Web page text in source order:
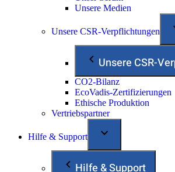
Unsere Medien
Unsere CSR-Verpflichtungen
Unsere CSR-
CO2-Bilanz
EcoVadis-Zertifizierungen
Ethische Produktion
Vertriebspartner
Hilfe & Support
Hilfe & Support